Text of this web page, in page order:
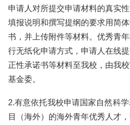
申请人对所提交申请材料的真实
填报说明和撰写提纲的要求用简
书，并上传附件等材料。优秀青
行无纸化申请方式，申请人在线
正性承诺书等材料至我校，由我
基金委。
2.有意依托我校申请国家自然科
目（海外）的海外青年优秀人才